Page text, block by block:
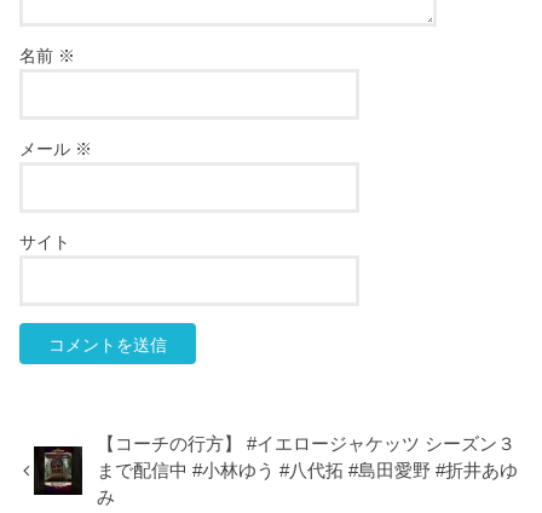
名前 ※
メール ※
サイト
【コーチの行方】 #イエロージャケッツ シーズン３
まで配信中 #小林ゆう #八代拓 #島田愛野 #折井あゆ
み